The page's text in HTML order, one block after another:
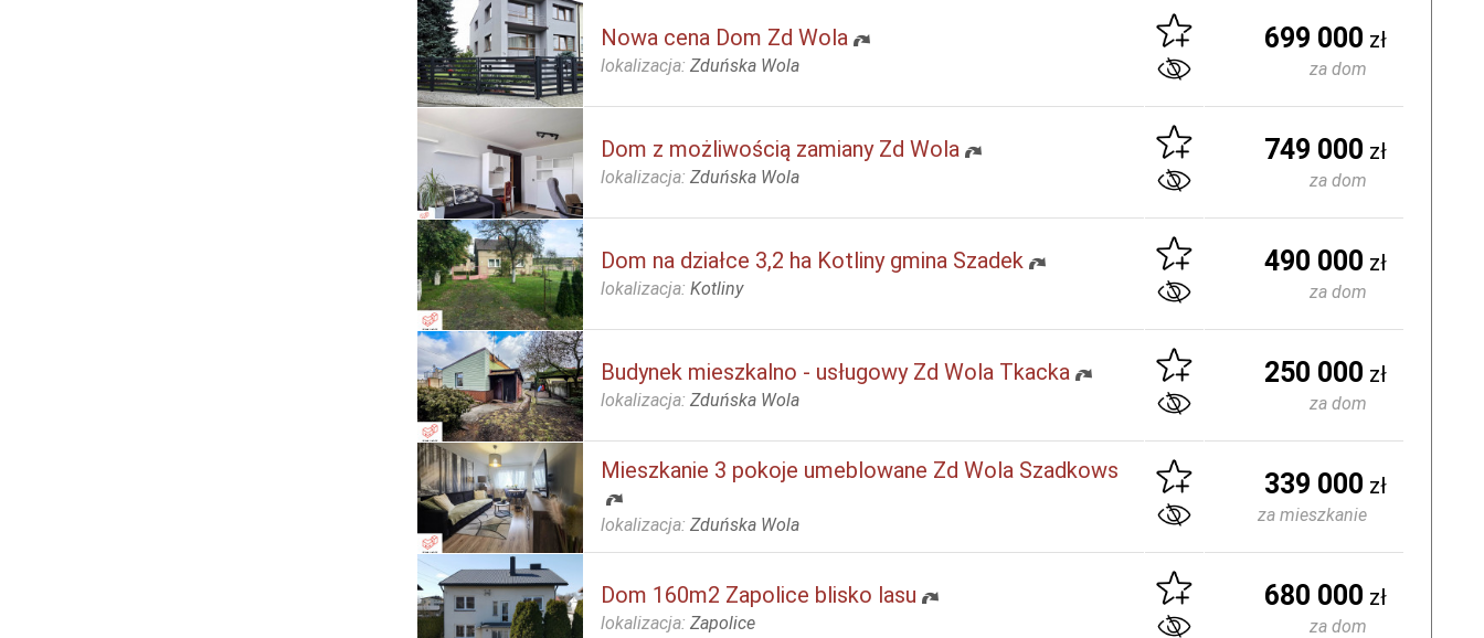
Nowa cena Dom Zd Wola
lokalizacja: Zduńska Wola
699 000 zł
za dom
Dom z możliwością zamiany Zd Wola
lokalizacja: Zduńska Wola
749 000 zł
za dom
Dom na działce 3,2 ha Kotliny gmina Szadek
lokalizacja: Kotliny
490 000 zł
za dom
Budynek mieszkalno - usługowy Zd Wola Tkacka
lokalizacja: Zduńska Wola
250 000 zł
za dom
Mieszkanie 3 pokoje umeblowane Zd Wola Szadkows
lokalizacja: Zduńska Wola
339 000 zł
za mieszkanie
Dom 160m2 Zapolice blisko lasu
lokalizacja: Zapolice
680 000 zł
za dom